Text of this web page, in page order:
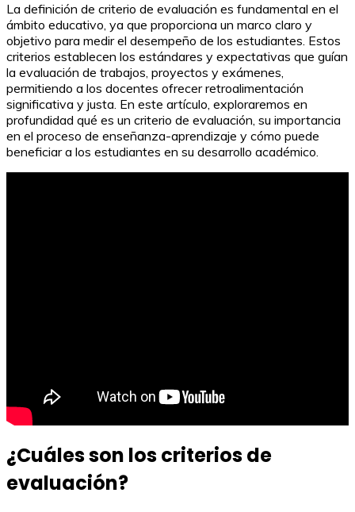
La definición de criterio de evaluación es fundamental en el
ámbito educativo, ya que proporciona un marco claro y
objetivo para medir el desempeño de los estudiantes. Estos
criterios establecen los estándares y expectativas que guían
la evaluación de trabajos, proyectos y exámenes,
permitiendo a los docentes ofrecer retroalimentación
significativa y justa. En este artículo, exploraremos en
profundidad qué es un criterio de evaluación, su importancia
en el proceso de enseñanza-aprendizaje y cómo puede
beneficiar a los estudiantes en su desarrollo académico.
¿Cuáles son los criterios de
evaluación?